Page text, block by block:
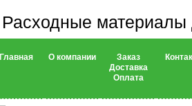
Расходные
Главная О компании
Заказ
Доставка
Оплата